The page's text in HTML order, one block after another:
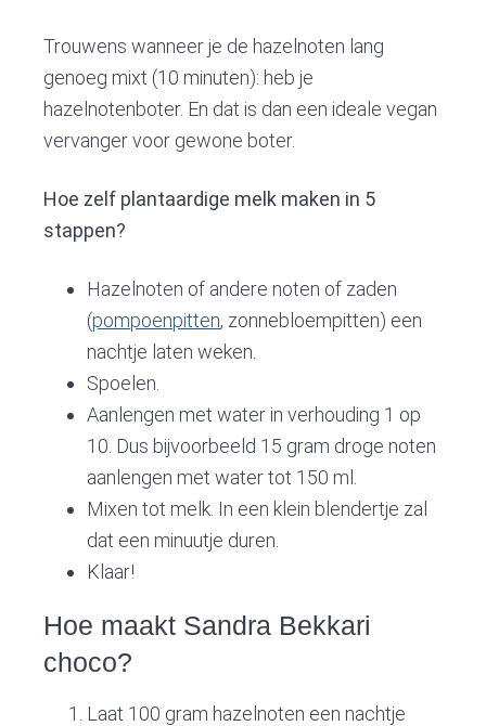
Trouwens wanneer je de hazelnoten lang
genoeg mixt (10 minuten): heb je
hazelnotenboter. En dat is dan een ideale vegan
vervanger voor gewone boter.
Hoe zelf plantaardige melk maken in 5
stappen?
Hazelnoten of andere noten of zaden
(pompoenpitten, zonnebloempitten) een
nachtje laten weken.
Spoelen.
Aanlengen met water in verhouding 1 op
10. Dus bijvoorbeeld 15 gram droge noten
aanlengen met water tot 150 ml.
Mixen tot melk. In een klein blendertje zal
dat een minuutje duren.
Klaar!
Hoe maakt Sandra Bekkari
choco?
Laat 100 gram hazelnoten een nachtje